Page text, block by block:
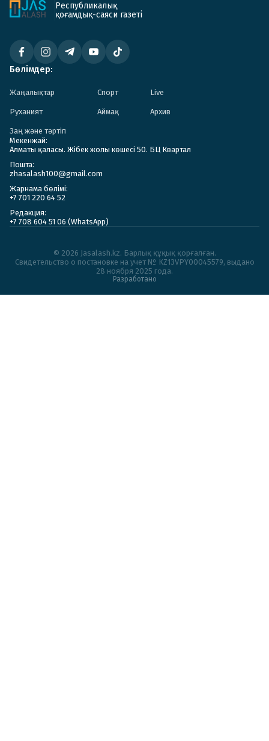
Республикалық
қоғамдық-саяси газеті
Бөлімдер:
Жаңалықтар Спорт Live
Руханият Аймақ Архив
Заң және тәртіп
Мекенжай:
Алматы қаласы. Жібек жолы көшесі 50. БЦ Квартал
Пошта:
zhasalash100@gmail.com
Жарнама бөлімі:
+7 701 220 64 52
Редакция:
+7 708 604 51 06 (WhatsApp)
© 2026 Jasalash.kz. Барлық құқық қорғалған.
Cвидетельство о постановке на учет № KZ13VPY00045579, выдано
28 ноября 2025 года.
Разработано